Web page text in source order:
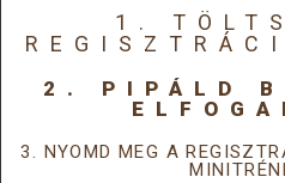
1.
2. PIPÁLD
3. NYOMD MEG A